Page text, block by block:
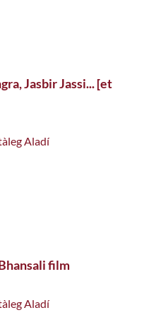
Jasbir Jassi... [et
Aladí
film
Aladí